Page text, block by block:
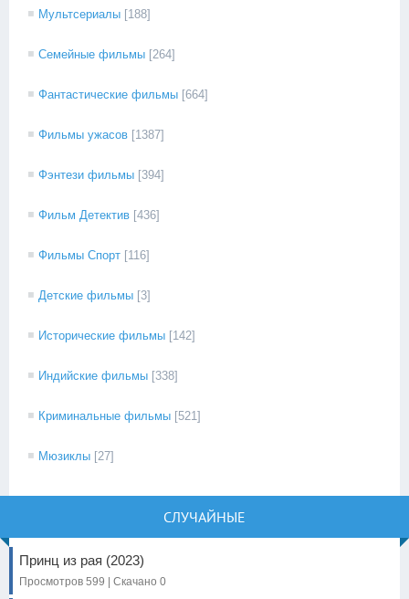
Мультсериалы [188]
Семейные фильмы [264]
Фантастические фильмы [664]
Фильмы ужасов [1387]
Фэнтези фильмы [394]
Фильм Детектив [436]
Фильмы Спорт [116]
Детские фильмы [3]
Исторические фильмы [142]
Индийские фильмы [338]
Криминальные фильмы [521]
Мюзиклы [27]
СЛУЧАЙНЫЕ
Принц из рая (2023)
Просмотров 599 | Скачано 0